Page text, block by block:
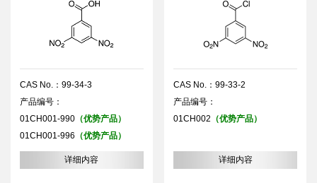
CAS No.：99-34-3
产品编号：
01CH001-990（优势产品）
01CH001-996 （优势产品）
详细内容
CAS No.：99-33-2
产品编号：
01CH002 （优势产品）
详细内容